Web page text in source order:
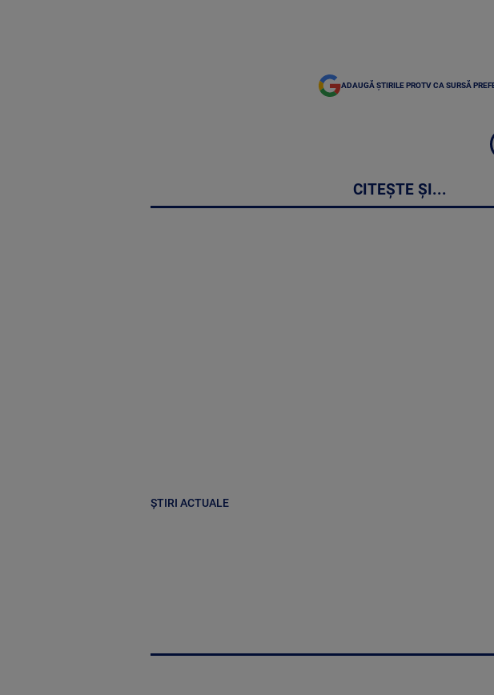
ADAUGĂ ȘTIRILE PROTV CA SURSĂ
CITEȘTE ȘI...
ȘTIRI ACTUALE